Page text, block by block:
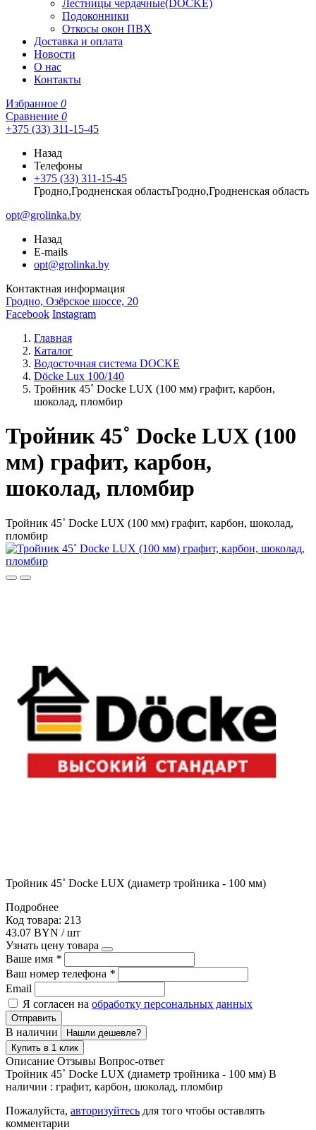
Лестницы чердачные(DOCKE)
Подоконники
Откосы окон ПВХ
Доставка и оплата
Новости
О нас
Контакты
Избранное 0
Сравнение 0
+375 (33) 311-15-45
Назад
Телефоны
+375 (33) 311-15-45
Гродно,Гродненская областьГродно,Гродненская область
opt@grolinka.by
Назад
E-mails
opt@grolinka.by
Контактная информация
Гродно, Озёрское шоссе, 20
Facebook Instagram
Главная
Каталог
Водосточная система DOCKE
Döсkе Luх 100/140
Тройник 45˚ Docke LUX (100 мм) графит, карбон,
шоколад, пломбир
Тройник 45˚ Docke LUX (100
мм) графит, карбон,
шоколад, пломбир
Тройник 45˚ Docke LUX (100 мм) графит, карбон, шоколад,
пломбир
Тройник 45˚ Docke LUX (диаметр тройника - 100 мм)
Подробнее
Код товара: 213
43.07 BYN / шт
Узнать цену товара
Ваше имя *
Ваш номер телефона *
Email
Я согласен на обработку персональных данных
Отправить
В наличии
Нашли дешевле?
Купить в 1 клик
Описание Отзывы Вопрос-ответ
Тройник 45˚ Docke LUX (диаметр тройника - 100 мм) В
наличии : графит, карбон, шоколад, пломбир
Пожалуйста, авторизуйтесь для того чтобы оставлять
комментарии